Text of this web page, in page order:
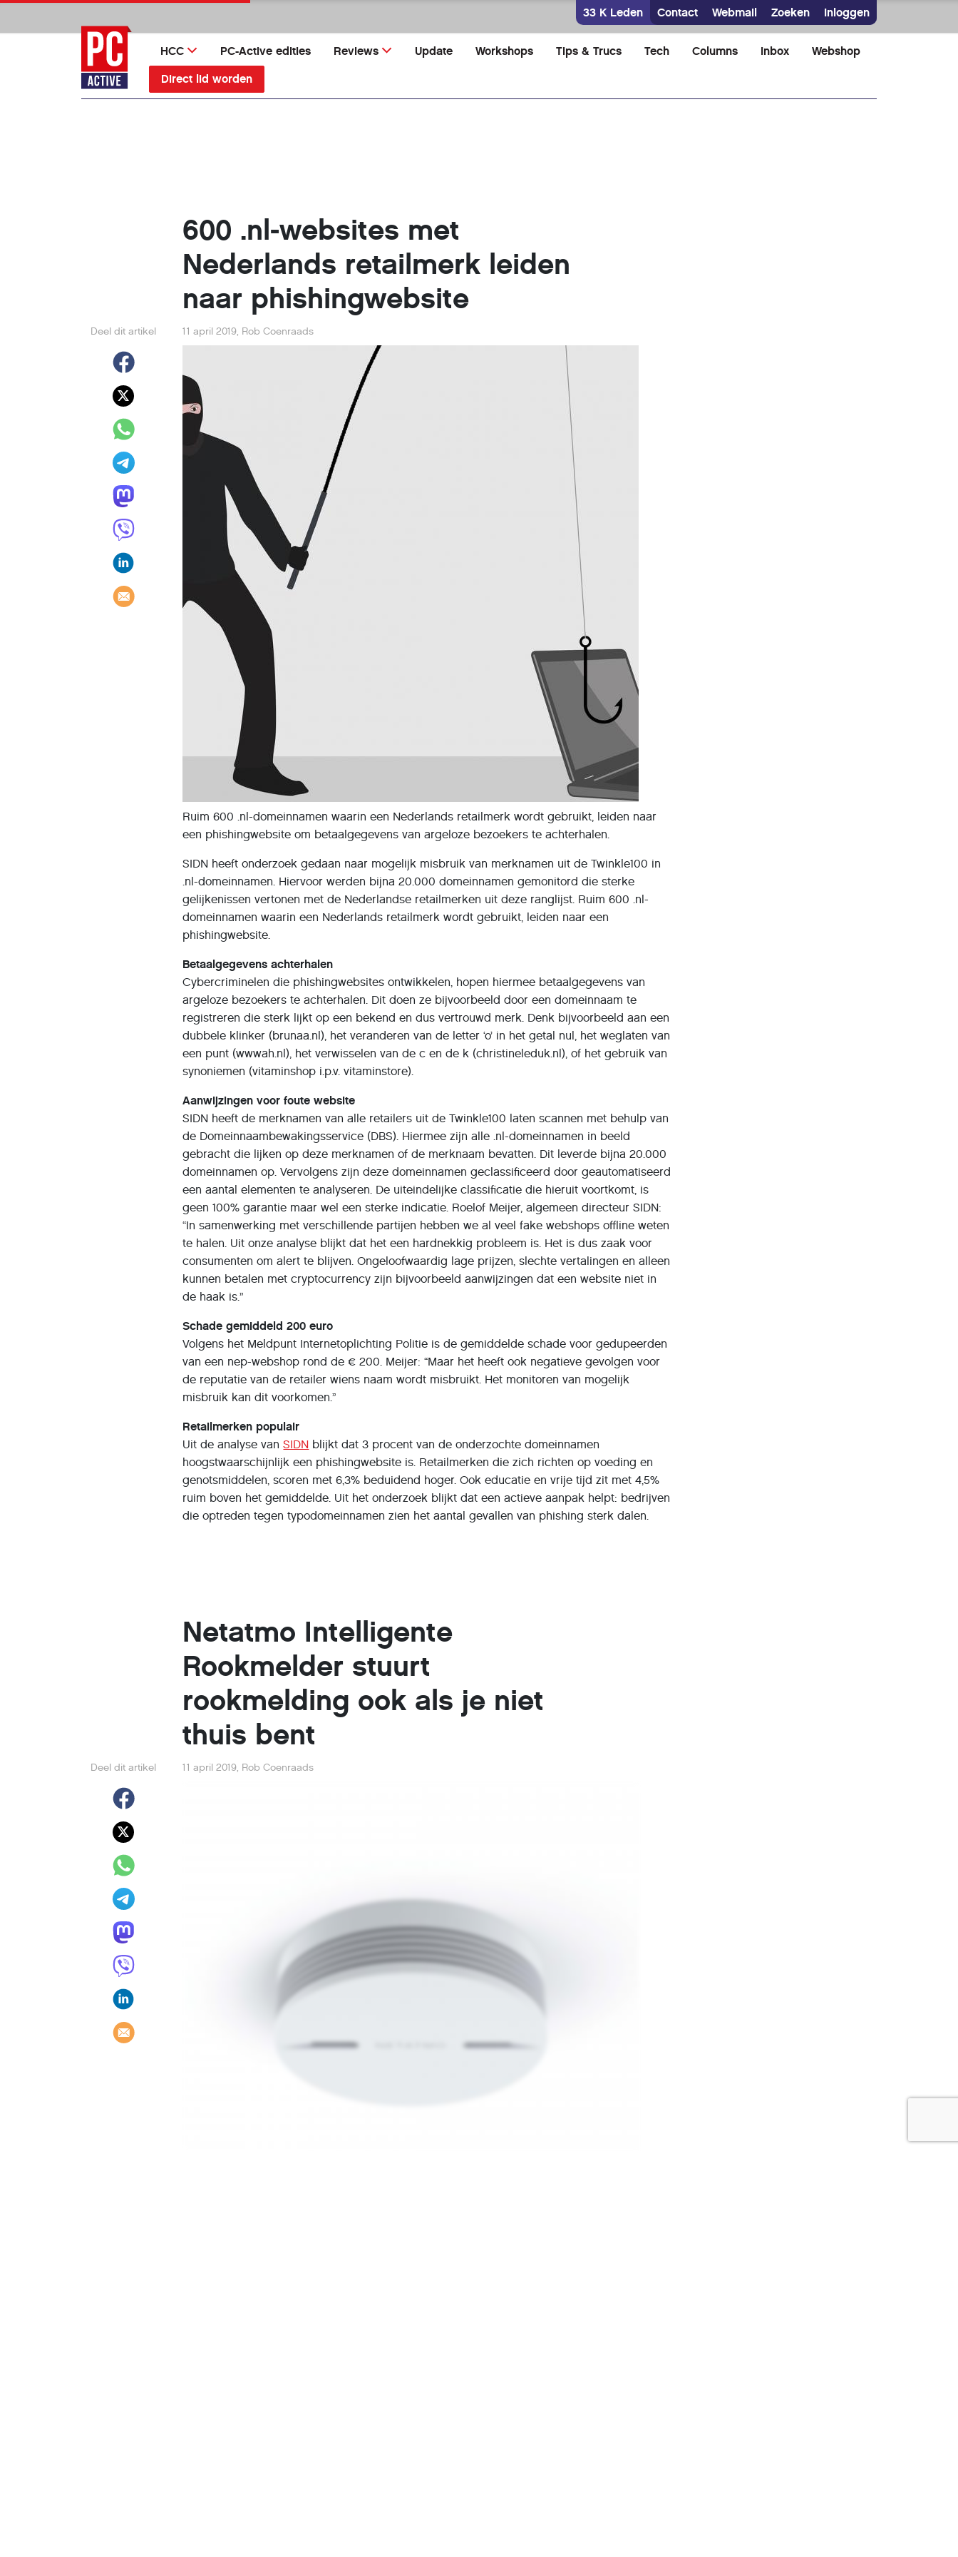
direct
naar
inhoud
33 K Leden Contact Webmail Zoeken Inloggen
HCC PC-Active edities Reviews Update Workshops Tips & Trucs Tech Columns Inbox Webshop
Direct lid worden
600 .nl-websites met
Nederlands retailmerk leiden
naar phishingwebsite
Deel dit artikel 11 april 2019, Rob Coenraads
Ruim 600 .nl-domeinnamen waarin een Nederlands retailmerk wordt gebruikt, leiden naar
een phishingwebsite om betaalgegevens van argeloze bezoekers te achterhalen.
SIDN heeft onderzoek gedaan naar mogelijk misbruik van merknamen uit de Twinkle100 in
.nl-domeinnamen. Hiervoor werden bijna 20.000 domeinnamen gemonitord die sterke
gelijkenissen vertonen met de Nederlandse retailmerken uit deze ranglijst. Ruim 600 .nl-
domeinnamen waarin een Nederlands retailmerk wordt gebruikt, leiden naar een
phishingwebsite.
Betaalgegevens achterhalen
Cybercriminelen die phishingwebsites ontwikkelen, hopen hiermee betaalgegevens van
argeloze bezoekers te achterhalen. Dit doen ze bijvoorbeeld door een domeinnaam te
registreren die sterk lijkt op een bekend en dus vertrouwd merk. Denk bijvoorbeeld aan een
dubbele klinker (brunaa.nl), het veranderen van de letter ‘o’ in het getal nul, het weglaten van
een punt (wwwah.nl), het verwisselen van de c en de k (christineleduk.nl), of het gebruik van
synoniemen (vitaminshop i.p.v. vitaminstore).
Aanwijzingen voor foute website
SIDN heeft de merknamen van alle retailers uit de Twinkle100 laten scannen met behulp van
de Domeinnaambewakingsservice (DBS). Hiermee zijn alle .nl-domeinnamen in beeld
gebracht die lijken op deze merknamen of de merknaam bevatten. Dit leverde bijna 20.000
domeinnamen op. Vervolgens zijn deze domeinnamen geclassificeerd door geautomatiseerd
een aantal elementen te analyseren. De uiteindelijke classificatie die hieruit voortkomt, is
geen 100% garantie maar wel een sterke indicatie. Roelof Meijer, algemeen directeur SIDN:
“In samenwerking met verschillende partijen hebben we al veel fake webshops offline weten
te halen. Uit onze analyse blijkt dat het een hardnekkig probleem is. Het is dus zaak voor
consumenten om alert te blijven. Ongeloofwaardig lage prijzen, slechte vertalingen en alleen
kunnen betalen met cryptocurrency zijn bijvoorbeeld aanwijzingen dat een website niet in
de haak is.”
Schade gemiddeld 200 euro
Volgens het Meldpunt Internetoplichting Politie is de gemiddelde schade voor gedupeerden
van een nep-webshop rond de € 200. Meijer: “Maar het heeft ook negatieve gevolgen voor
de reputatie van de retailer wiens naam wordt misbruikt. Het monitoren van mogelijk
misbruik kan dit voorkomen.”
Retailmerken populair
Uit de analyse vanSIDN blijkt dat 3 procent van de onderzochte domeinnamen
hoogstwaarschijnlijk een phishingwebsite is. Retailmerken die zich richten op voeding en
genotsmiddelen, scoren met 6,3% beduidend hoger. Ook educatie en vrije tijd zit met 4,5%
ruim boven het gemiddelde. Uit het onderzoek blijkt dat een actieve aanpak helpt: bedrijven
die optreden tegen typodomeinnamen zien het aantal gevallen van phishing sterk dalen.
Netatmo Intelligente
Rookmelder stuurt
rookmelding ook als je niet
thuis bent
Deel dit artikel 11 april 2019, Rob Coenraads